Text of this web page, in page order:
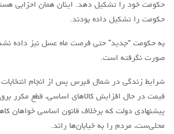
مباحثات
نقد
روشنفکران مارکسیست
فعالان کارگری
حکومت خود را تشکیل دهد. اینان همان احزابی
حکومت را تشکیل داده بودند.
به حکومت “جدید” حتی فرصت ماه عسل نیز داده نشد،
صورت نگرفته است.
شرایط زندگی در شمال قبرس پس از انجام
قیمت در حال افزایش کالاهای اساسی، قطع مکرر
پیشنهادی دولت که برخلاف قانون اساسی خواهان
محلی‌ست، مردم را به خیابان‌ها راند.